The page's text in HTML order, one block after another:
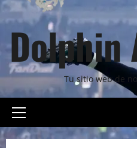
Dolphin
Tu sitio web de
Primary
Menu